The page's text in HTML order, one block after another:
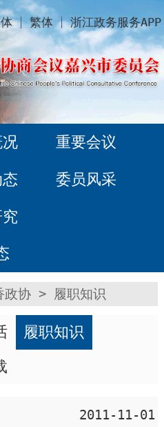
繁体 浙江政务服务APP
重要会议
委员风采
政协 > 履职知识
履职知识
2011-11-01